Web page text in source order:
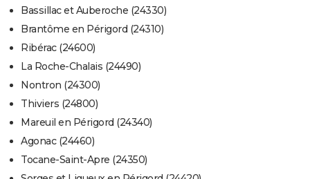
Bassillac et Auberoche (24330)
Brantôme en Périgord (24310)
Ribérac (24600)
La Roche-Chalais (24490)
Nontron (24300)
Thiviers (24800)
Mareuil en Périgord (24340)
Agonac (24460)
Tocane-Saint-Apre (24350)